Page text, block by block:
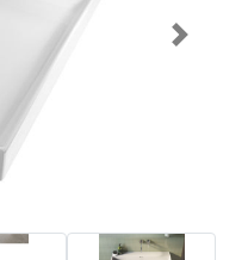
Next